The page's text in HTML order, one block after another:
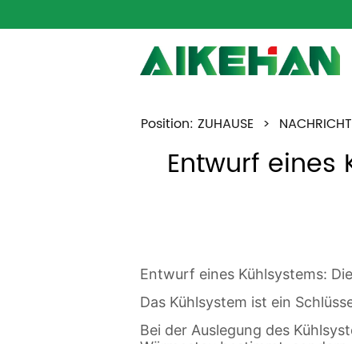
Position: ZUHAUSE >
Entwurf